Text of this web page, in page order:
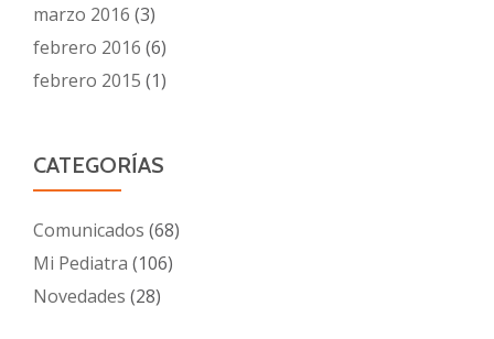
marzo 2016 (3)
febrero 2016 (6)
febrero 2015 (1)
CATEGORÍAS
Comunicados (68)
Mi Pediatra (106)
Novedades (28)